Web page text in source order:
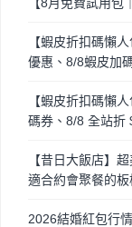
【蝦皮折扣碼懶
優惠、8/8蝦皮加
【蝦皮折扣碼懶
碼券、8/8 全站折
【昔日大飯店】
適合約會聚餐的
2026結婚紅包行